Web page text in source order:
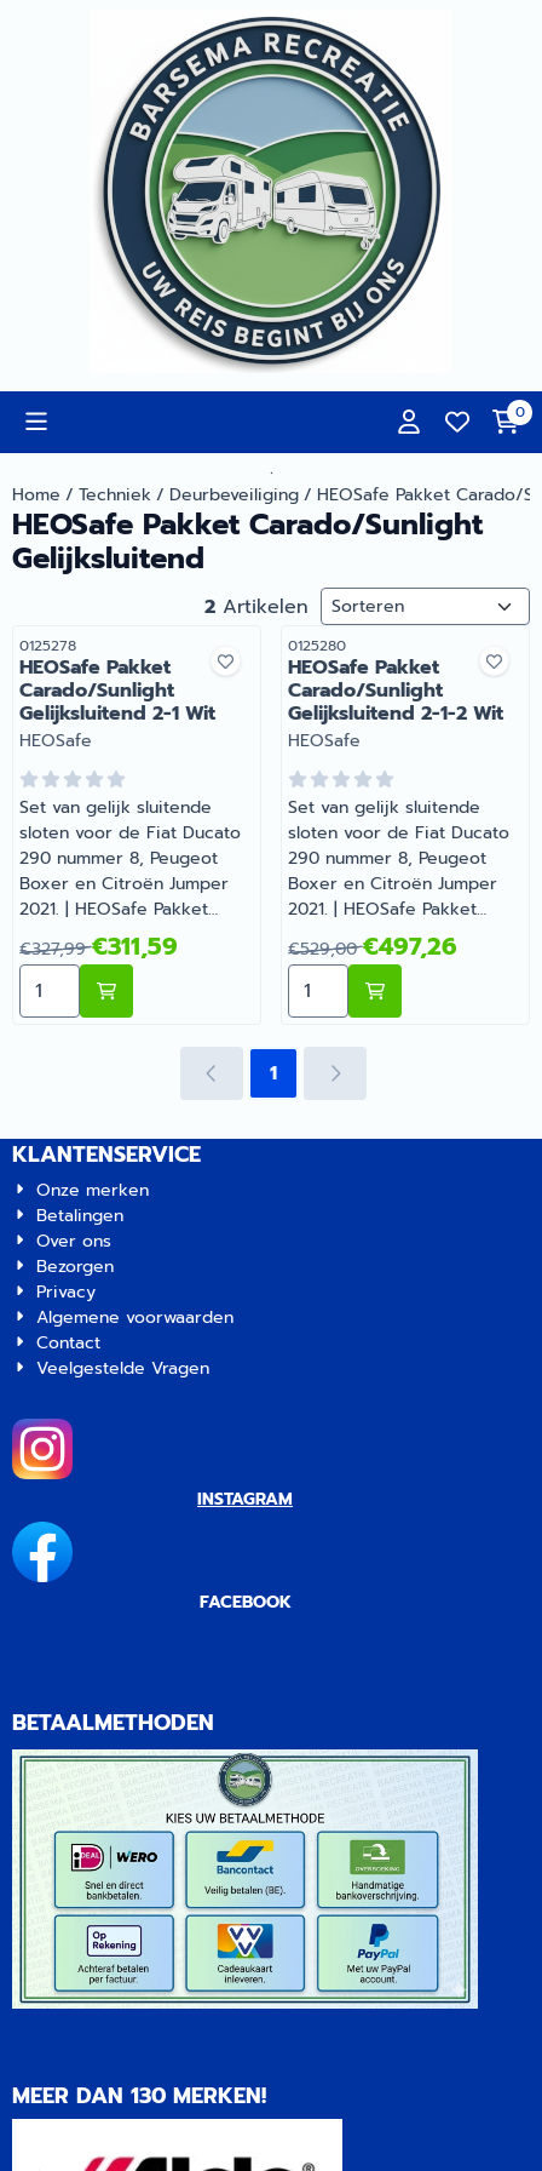
Cookievoorkeuren zijn momenteel gesloten.
0
.
Home / Techniek/ Deurbeveiliging/ HEOSafe Pakket Carado/
HEOSafe Pakket Carado/Sunlight
Gelijksluitend
2 Artikelen Sorteermethode
Artikelnummer
0125278
HEOSafe Pakket
Carado/Sunlight
Gelijksluitend 2-1 Wit
Merk:
HEOSafe
Set van gelijk sluitende
sloten voor de Fiat Ducato
290 nummer 8, Peugeot
Boxer en Citroën Jumper
2021. | HEOSafe Pakket
Carado/Sunlight
Gelijksluitend 2-1 Wit |
Artikelnummer 0125278
Van 327,99 voor 311,59
€327,99€311,59
Aantal kiezen voor HEOSafe Pakket Carado/Sunlight
Artikelnummer
0125280
HEOSafe Pakket
Carado/Sunlight
Gelijksluitend 2-1-2 Wit
Merk:
HEOSafe
Set van gelijk sluitende
sloten voor de Fiat Ducato
290 nummer 8, Peugeot
Boxer en Citroën Jumper
2021. | HEOSafe Pakket
Carado/Sunlight
Gelijksluitend 2-1-2 Wit |
Artikelnummer 0125280
Van 529,00 voor 497,26
€529,00€497,26
Aantal kiezen voor
1
KLANTENSERVICE
Onze merken
Betalingen
Over ons
Bezorgen
Privacy
Algemene voorwaarden
Contact
Veelgestelde Vragen
INSTAGRAM
FACEBOOK
BETAALMETHODEN
MEER DAN 130 MERKEN!